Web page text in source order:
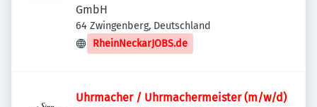
GmbH
64 Zwingenberg, Deutschland
RheinNeckarJOBS.de
Uhrmacher / Uhrmachermeister (m/w/d)